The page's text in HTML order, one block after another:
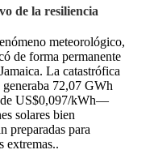
de la resiliencia
meteorológico,
de forma permanente
La catastrófica
72,07 GWh
de US$0,097/kWh—
solares bien
preparadas para
extremas..